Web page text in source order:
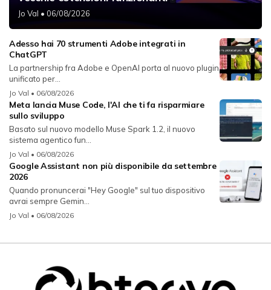
Jo Val • 06/08/2026
Adesso hai 70 strumenti Adobe integrati in
ChatGPT
La partnership fra Adobe e OpenAI porta al nuovo plugin
unificato per...
Jo Val • 06/08/2026
Meta lancia Muse Code, l'AI che ti fa risparmiare
sullo sviluppo
Basato sul nuovo modello Muse Spark 1.2, il nuovo
sistema agentico fun...
Jo Val • 06/08/2026
Google Assistant non più disponibile da settembre
2026
Quando pronuncerai "Hey Google" sul tuo dispositivo
avrai sempre Gemin...
Jo Val • 06/08/2026